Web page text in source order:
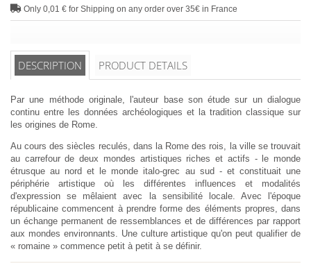
Only 0,01 € for Shipping on any order over 35€ in France
DESCRIPTION PRODUCT DETAILS
Par une méthode originale, l'auteur base son étude sur un dialogue
continu entre les données archéologiques et la tradition classique sur
les origines de Rome.
Au cours des siècles reculés, dans la Rome des rois, la ville se trouvait
au carrefour de deux mondes artistiques riches et actifs - le monde
étrusque au nord et le monde italo-grec au sud - et constituait une
périphérie artistique où les différentes influences et modalités
d'expression se mêlaient avec la sensibilité locale. Avec l'époque
républicaine commencent à prendre forme des éléments propres, dans
un échange permanent de ressemblances et de différences par rapport
aux mondes environnants. Une culture artistique qu'on peut qualifier de
« romaine » commence petit à petit à se définir.